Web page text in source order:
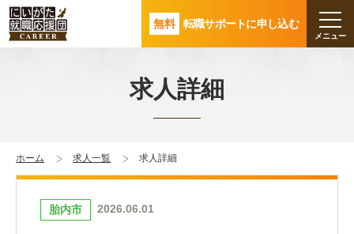
無料 転職サポートに申し込む
求人詳細
ホーム 求人一覧 求人詳細
胎内市 2026.06.01